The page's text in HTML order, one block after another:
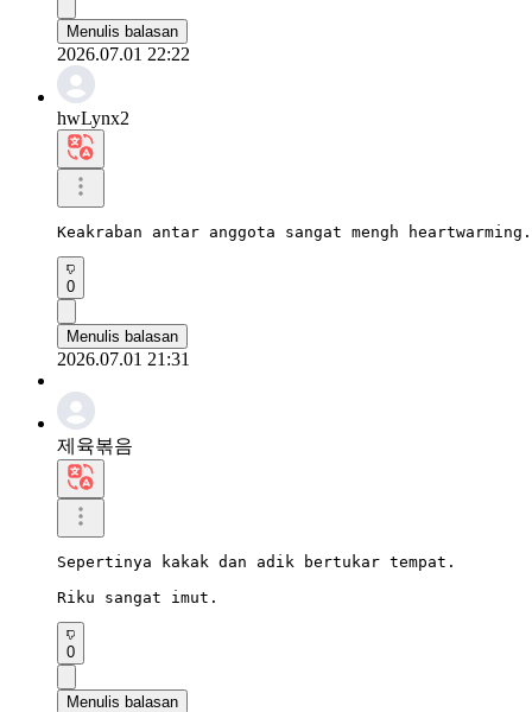
Menulis balasan
2026.07.01 22:22
hwLynx2
Keakraban antar anggota sangat mengh
0
Menulis balasan
2026.07.01 21:31
제육볶음
Sepertinya kakak dan adik bertukar tempat.
Riku sangat imut.
0
Menulis balasan